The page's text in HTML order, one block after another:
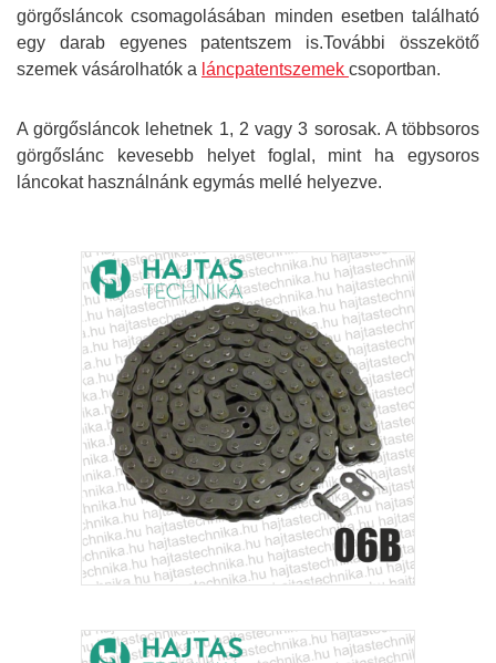
görgősláncok csomagolásában minden esetben található
egy darab egyenes patentszem is.További összekötő
szemek vásárolhatók a láncpatentszemek csoportban.
A görgősláncok lehetnek 1, 2 vagy 3 sorosak. A többsoros
görgőslánc kevesebb helyet foglal, mint ha egysoros
láncokat használnánk egymás mellé helyezve.